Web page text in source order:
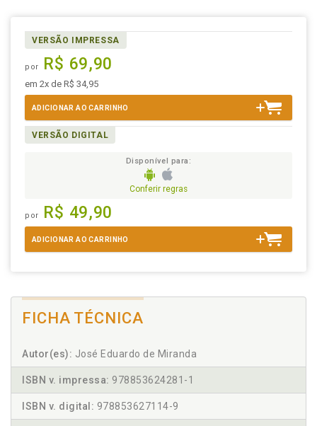
VERSÃO IMPRESSA
por R$ 69,90
em 2x de R$ 34,95
ADICIONAR AO CARRINHO
VERSÃO DIGITAL
Disponível para:
Conferir regras
por R$ 49,90
ADICIONAR AO CARRINHO
FICHA TÉCNICA
Autor(es): José Eduardo de Miranda
ISBN v. impressa: 978853624281-1
ISBN v. digital: 978853627114-9